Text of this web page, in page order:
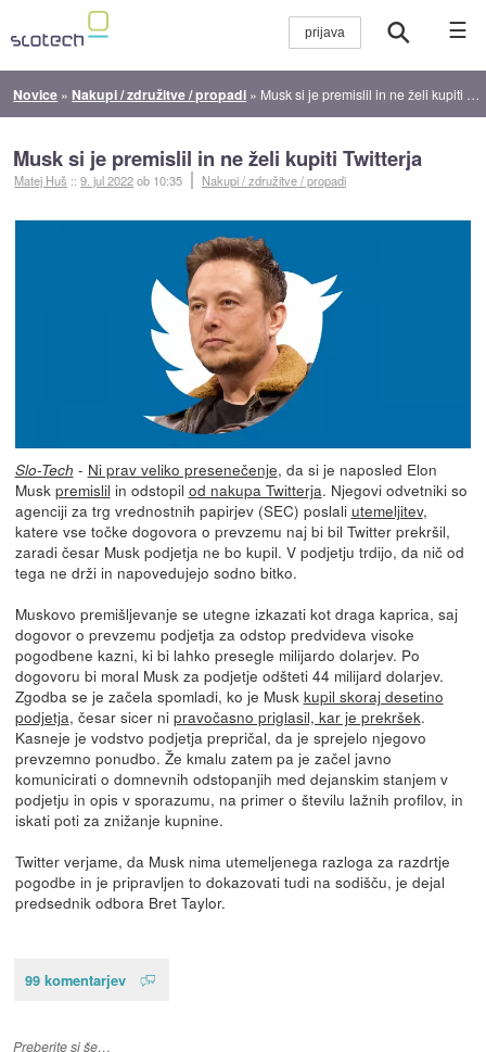
☰
Novice » Nakupi / združitve / propadi » Musk si je premislil in ne želi kupiti Twitterja
Musk si je premislil in ne želi kupiti Twitterja
Matej Huš ::9. jul 2022ob 10:35 Nakupi / združitve / propadi
Slo-Tech - Ni prav veliko presenečenje, da si je naposled Elon
Musk premislil in odstopil od nakupa Twitterja. Njegovi odvetniki so
agenciji za trg vrednostnih papirjev (SEC) poslali utemeljitev,
katere vse točke dogovora o prevzemu naj bi bil Twitter prekršil,
zaradi česar Musk podjetja ne bo kupil. V podjetju trdijo, da nič od
tega ne drži in napovedujejo sodno bitko.
Muskovo premišljevanje se utegne izkazati kot draga kaprica, saj
dogovor o prevzemu podjetja za odstop predvideva visoke
pogodbene kazni, ki bi lahko presegle milijardo dolarjev. Po
dogovoru bi moral Musk za podjetje odšteti 44 milijard dolarjev.
Zgodba se je začela spomladi, ko je Musk kupil skoraj desetino
podjetja, česar sicer ni pravočasno priglasil, kar je prekršek.
Kasneje je vodstvo podjetja prepričal, da je sprejelo njegovo
prevzemno ponudbo. Že kmalu zatem pa je začel javno
komunicirati o domnevnih odstopanjih med dejanskim stanjem v
podjetju in opis v sporazumu, na primer o številu lažnih profilov, in
iskati poti za znižanje kupnine.
Twitter verjame, da Musk nima utemeljenega razloga za razdrtje
pogodbe in je pripravljen to dokazovati tudi na sodišču, je dejal
predsednik odbora Bret Taylor.
99 komentarjev
Preberite si še…